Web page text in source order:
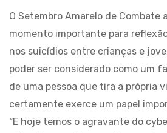
O Setembro Amarelo de Combate
momento importante para
nos suicídios entre crianças e
poder ser considerado como um
de uma pessoa que tira a própria
certamente exerce um papel
“E hoje temos o agravante do